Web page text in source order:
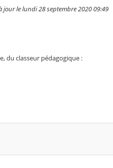
jour le lundi 28 septembre 2020 09:49
du classeur pédagogique :